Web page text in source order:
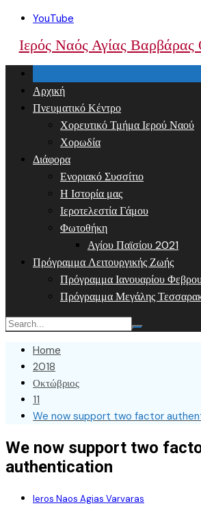
Skip
content
YouTube
Ιερός Ναός Αγίας Βαρβάρας
Αρχική
Πνευματικό Κέντρο
Χορευτικό Τμήμα Ιερού Ναού
Χορωδία
Διάφορα
Ενοριακό Συσσίτιο
Η Ιστορία μας
Ιεροτελεστία Γάμου
Φωτοθήκη
Αγίου Παϊσίου 2021
Πρόγραμμα Λειτουργικής Ζωής
Πρόγραμμα Ιανουαρίου
Πρόγραμμα Μεγάλης
Home
2018
Οκτώβριος
11
We now support two factor
We now support two
authentication
Ieros Naos Agias Varvaras